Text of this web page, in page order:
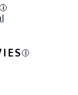
het boeken
i
i